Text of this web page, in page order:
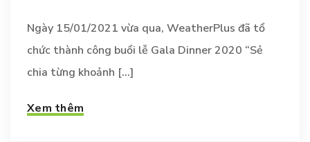
Ngày 15/01/2021 vừa qua, WeatherPlus đã tổ
chức thành công buổi lễ Gala Dinner 2020 “Sẻ
chia từng khoảnh [...]
Xem thêm